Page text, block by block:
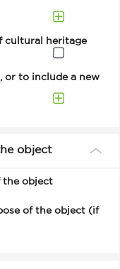
cultural heritage
or to include a new
object
the object
of the object (if